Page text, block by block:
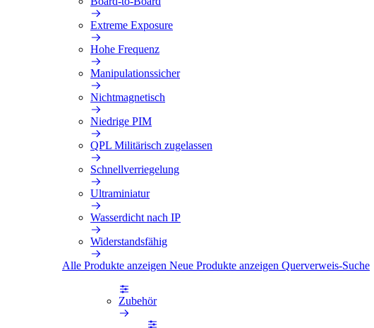
Extreme Exposure
Hohe Frequenz
Manipulationssicher
Nichtmagnetisch
Niedrige PIM
QPL Militärisch zugelassen
Schnellverriegelung
Ultraminiatur
Wasserdicht nach IP
Widerstandsfähig
Alle Produkte anzeigen Neue Produkte anzeigen Querverweis-Suche
Zubehör